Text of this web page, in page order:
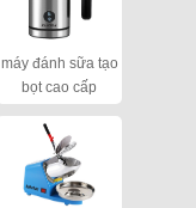
máy đánh sữa tạo
bọt cao cấp